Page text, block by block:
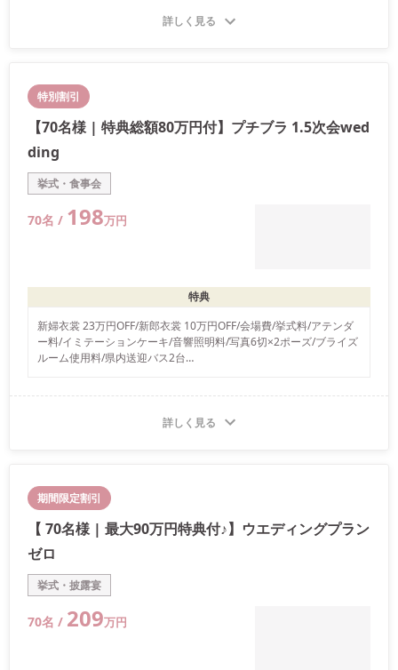
詳しく見る
特別割引
【70名様 | 特典総額80万円付】プチブラ 1.5次会wed
ding
挙式・食事会
70名 / 198万円
特典
新婦衣裳 23万円OFF/新郎衣裳 10万円OFF/会場費/挙式料/アテンダ
ー料/イミテーションケーキ/音響照明料/写真6切×2ポーズ/ブライズ
ルーム使用料/県内送迎バス2台
詳しく見る
期間限定割引
【 70名様 | 最大90万円特典付♪】ウエディングプラン
ゼロ
挙式・披露宴
70名 / 209万円